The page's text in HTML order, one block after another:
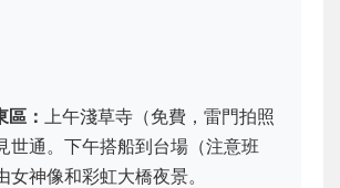
區： 上午淺草寺（免費，雷門拍照
世通。下午搭船到台場（注意班
女神像和彩虹大橋夜景。